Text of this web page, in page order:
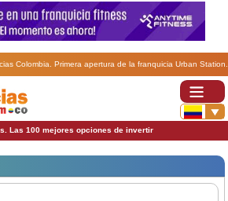
Colombia. Primera apertura de la franquicia Urban Station.
Las 100 mejores opciones de invertir